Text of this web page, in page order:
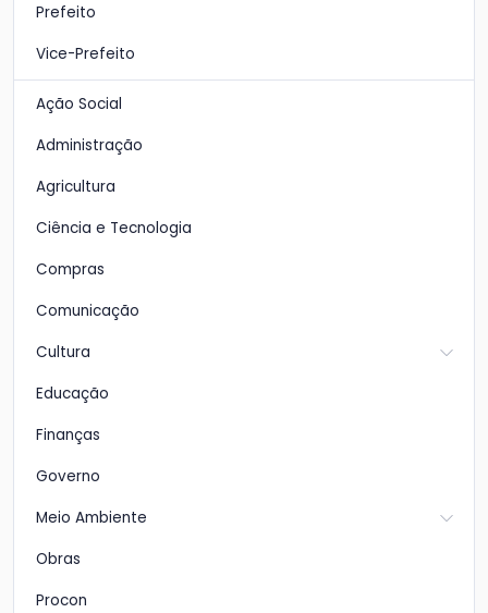
Prefeito
Vice-Prefeito
Ação Social
Administração
Agricultura
Ciência e Tecnologia
Compras
Comunicação
Cultura
Educação
Finanças
Governo
Meio Ambiente
Obras
Procon